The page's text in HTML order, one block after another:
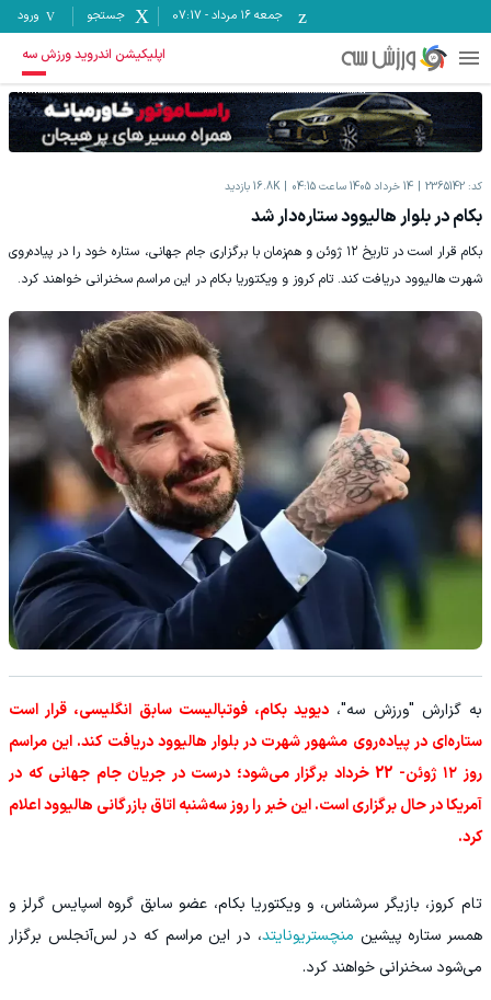
جمعه ۱۶ مرداد -
07:17 جستجو ورود
اپلیکیشن اندروید ورزش سه
کد: 2365142 14 خرداد 1405 ساعت 04:15 16.8K بازدید
بکام در بلوار هالیوود ستاره‌دار شد
بکام قرار است در تاریخ ۱۲ ژوئن و هم‌زمان با برگزاری جام جهانی، ستاره خود را در پیاده‌روی
شهرت هالیوود دریافت کند. تام کروز و ویکتوریا بکام در این مراسم سخنرانی خواهند کرد.
به گزارش "ورزش سه"، دیوید بکام، فوتبالیست سابق انگلیسی، قرار است
ستاره‌ای در پیاده‌روی مشهور شهرت در بلوار هالیوود دریافت کند. این مراسم
روز ۱۲ ژوئن- 22 خرداد برگزار می‌شود؛ درست در جریان جام جهانی که در
آمریکا در حال برگزاری است. این خبر را روز سه‌شنبه اتاق بازرگانی هالیوود اعلام
کرد.
تام کروز، بازیگر سرشناس، و ویکتوریا بکام، عضو سابق گروه اسپایس گرلز و
همسر ستاره پیشین منچستریونایتد، در این مراسم که در لس‌آنجلس برگزار
می‌شود سخنرانی خواهند کرد.